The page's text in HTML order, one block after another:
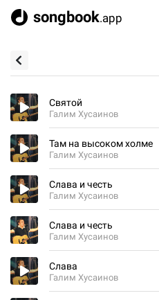
songbook.app
Святой
Галим Хусаинов
Там на высоком холме
Галим Хусаинов
Слава и честь
Галим Хусаинов
Слава и честь
Галим Хусаинов
Слава
Галим Хусаинов